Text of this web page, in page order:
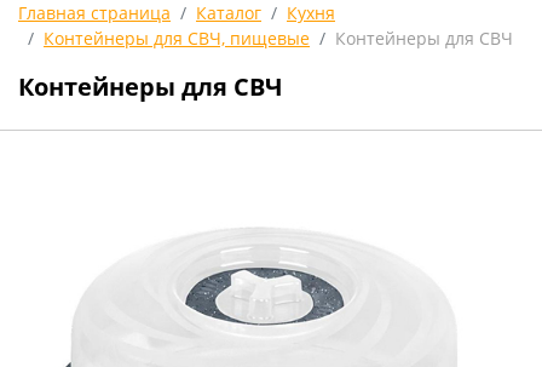
Главная страница Каталог
Кухня
Контейнеры для СВЧ, пищевые
Контейнеры для СВЧ
Контейнеры для СВЧ